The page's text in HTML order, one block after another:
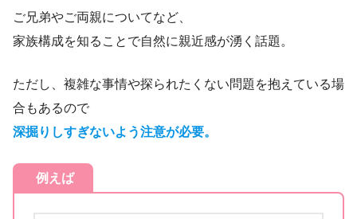
ご兄弟やご両親についてなど、
家族構成を知ることで自然に親近感が湧く話題。
ただし、複雑な事情や探られたくない問題を抱えている場
合もあるので
深掘りしすぎないよう注意が必要。
例えば